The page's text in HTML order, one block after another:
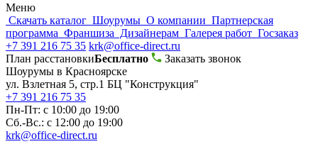
Меню
Скачать каталог Шоурумы О компании Партнерская
программа Франшиза Дизайнерам Галерея работ Госзаказ
+7 391 216 75 35 krk@office-direct.ru
План расстановкиБесплатно
Заказать звонок
Шоурумы в Красноярске
ул. Взлетная 5, стр.1 БЦ "Конструкция"
+7 391 216 75 35
Пн-Пт: с 10:00 до 19:00
Сб.-Вс.: с 12:00 до 19:00
krk@office-direct.ru